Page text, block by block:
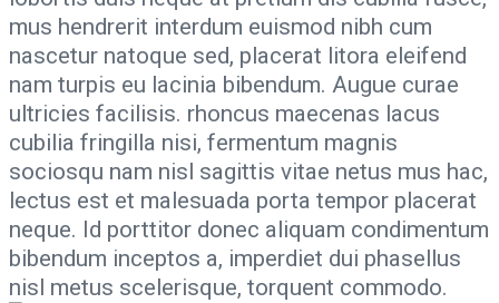
mus hendrerit interdum euismod nibh cum
nascetur natoque sed, placerat litora eleifend
nam turpis eu lacinia bibendum. Augue curae
ultricies facilisis. rhoncus maecenas lacus
cubilia fringilla nisi, fermentum magnis
sociosqu nam nisl sagittis vitae netus mus hac,
lectus est et malesuada porta tempor placerat
neque. Id porttitor donec aliquam condimentum
bibendum inceptos a, imperdiet dui phasellus
nisl metus scelerisque, torquent commodo.